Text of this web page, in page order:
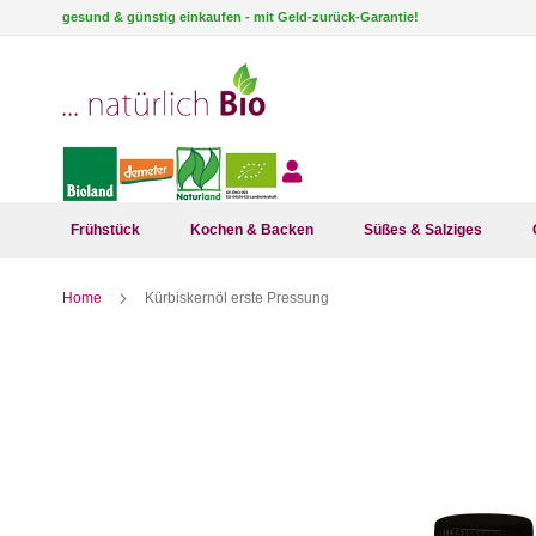
Direkt
gesund & günstig einkaufen - mit Geld-zurück-Garantie!
Frühstück Kochen & Backen Süßes & Salziges
Home Kürbiskernöl erste Pressung